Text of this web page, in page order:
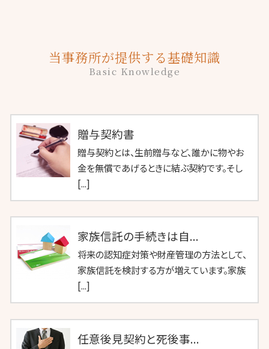
当事務所が提供する基礎知識
Basic Knowledge
贈与契約書
贈与契約とは、生前贈与など、誰かに物やお
金を無償であげるときに結ぶ契約です。そし
[...]
家族信託の手続きは自...
将来の認知症対策や財産管理の方法として、
家族信託を検討する方が増えています。家族
[...]
任意後見契約と死後事...